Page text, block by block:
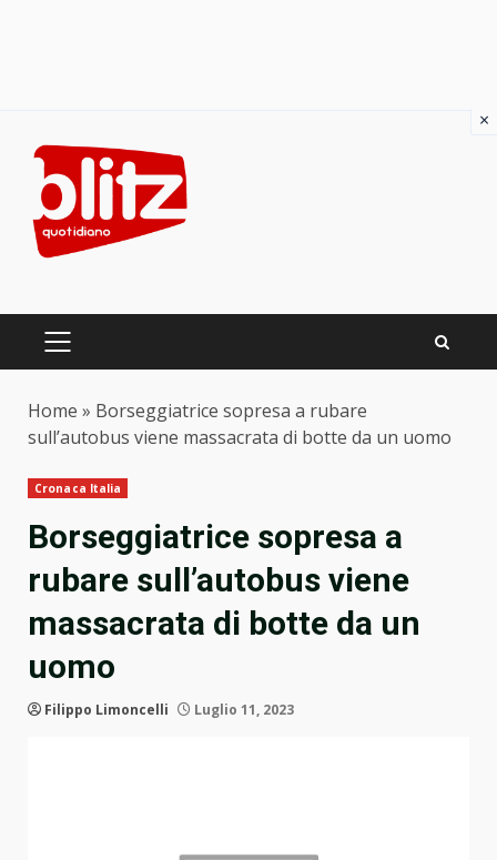
content
PRIMARY
Home » Borseggiatrice sopresa a rubare
sull’autobus viene massacrata di botte da un uomo
Cronaca Italia
Borseggiatrice sopresa a
rubare sull’autobus viene
massacrata di botte da un
uomo
Filippo Limoncelli Luglio 11, 2023
×